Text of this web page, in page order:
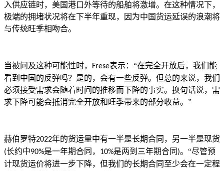
入供应链时，美国港口外等待的船舶将激增。在这种情况下，
极端的拥堵状况将在下半年重现，因为中国货运延误的浪潮将
与传统旺季相吻合。
当被问及这种可能性时， Frese表示：“在完全开放后，我们能
看到中国的反弹吗？是的，会有一些反弹。但总的来说，我们
必须接受需求会随着时间的推移而下降的事实。换句话说，需
求下降可能会抵消完全开放和旺季带来的部分收益。”
赫伯罗特2022年的货运量中有一半是长期合同，另一半是现货
(长约中90%是一年期合同， 10%是两到三年期合同 )。“尽管预
计现货运价将进一步下降，但我们的长期合同至少会在一定程